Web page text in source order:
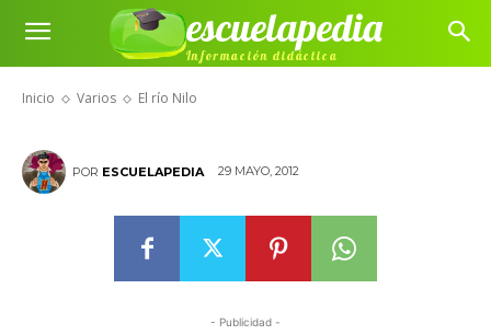
escuelapedia
Información didáctica
Inicio Varios El río Nilo
El río Nilo
POR ESCUELAPEDIA 29 MAYO, 2012
- Publicidad -